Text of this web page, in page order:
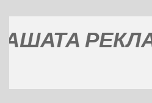
РЕКЛАМА